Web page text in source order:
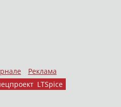
Реклама
LTSpice